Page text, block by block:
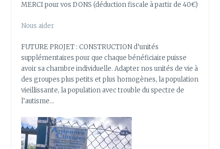
MERCI pour vos DONS (déduction fiscale à partir de 40€)
Nous aider
FUTURE PROJET : CONSTRUCTION d’unités
supplémentaires pour que chaque bénéficiaire puisse
avoir sa chambre individuelle. Adapter nos unités de vie à
des groupes plus petits et plus homogènes, la population
vieillissante, la population avec trouble du spectre de
l’autisme…